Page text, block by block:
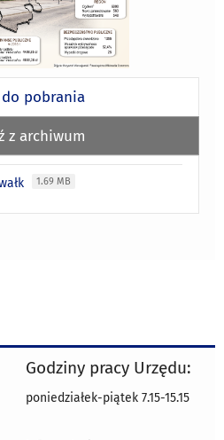
pobrania
z archiwum
1.69 MB
Godziny pracy Urzędu:
poniedziałek-piątek 7.15-15.15